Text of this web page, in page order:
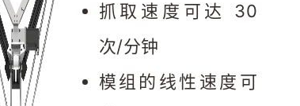
抓取速度可达 30
次/分钟
模组的线性速度可